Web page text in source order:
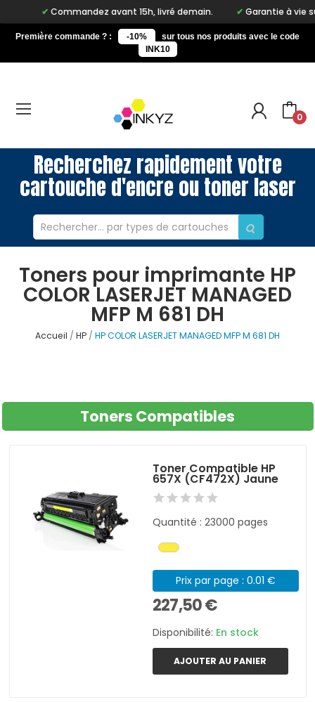
Commandez avant 15h, livré demain. Garantie à vie sur
Première commande ? : -10%
sur tous nos produits avec le code
INK10
0
Recherchez rapidement votre
cartouche d'encre ou toner laser
Toners pour imprimante HP
COLOR LASERJET MANAGED
MFP M 681 DH
Accueil HP HP COLOR LASERJET MANAGED MFP M 681 DH
Toners Compatibles
Toner Compatible HP
657X (CF472X) Jaune
Quantité : 23000 pages
Prix par page : 0.01 €
227,50 €
Disponibilité: En stock
AJOUTER AU PANIER